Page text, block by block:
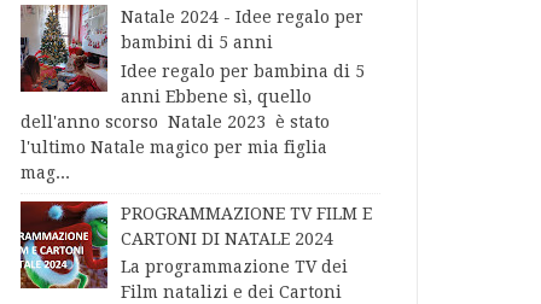
Natale 2024 - Idee regalo per
bambini di 5 anni
Idee regalo per bambina di 5
anni Ebbene sì, quello
dell'anno scorso Natale 2023 è stato
l'ultimo Natale magico per mia figlia
mag...
PROGRAMMAZIONE TV FILM E
CARTONI DI NATALE 2024
La programmazione TV dei
Film natalizi e dei Cartoni